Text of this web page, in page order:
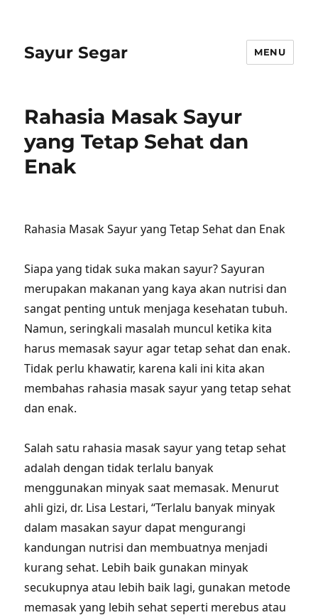
Sayur Segar MENU
Rahasia Masak Sayur
yang Tetap Sehat dan
Enak
Rahasia Masak Sayur yang Tetap Sehat dan Enak
Siapa yang tidak suka makan sayur? Sayuran
merupakan makanan yang kaya akan nutrisi dan
sangat penting untuk menjaga kesehatan tubuh.
Namun, seringkali masalah muncul ketika kita
harus memasak sayur agar tetap sehat dan enak.
Tidak perlu khawatir, karena kali ini kita akan
membahas rahasia masak sayur yang tetap sehat
dan enak.
Salah satu rahasia masak sayur yang tetap sehat
adalah dengan tidak terlalu banyak
menggunakan minyak saat memasak. Menurut
ahli gizi, dr. Lisa Lestari, “Terlalu banyak minyak
dalam masakan sayur dapat mengurangi
kandungan nutrisi dan membuatnya menjadi
kurang sehat. Lebih baik gunakan minyak
secukupnya atau lebih baik lagi, gunakan metode
memasak yang lebih sehat seperti merebus atau